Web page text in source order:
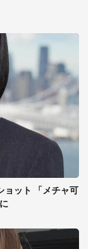
ョット 「メチャ可